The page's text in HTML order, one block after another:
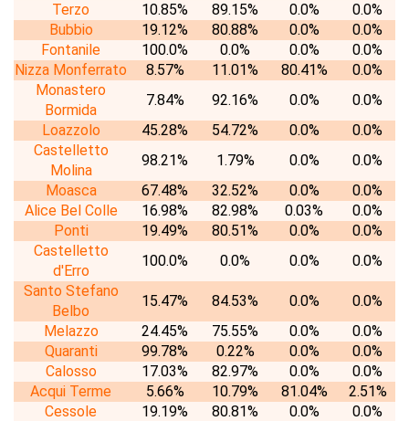
Terzo
10.85% 89.15% 0.0%
0.0%
Bubbio
19.12% 80.88% 0.0%
0.0%
Fontanile
100.0% 0.0% 0.0%
0.0%
Nizza Monferrato
8.57% 11.01% 80.41%
0.0%
Monastero
Bormida
7.84% 92.16% 0.0%
0.0%
Loazzolo
45.28% 54.72% 0.0%
0.0%
Castelletto
Molina
98.21% 1.79% 0.0%
0.0%
Moasca
67.48% 32.52% 0.0%
0.0%
Alice Bel Colle
16.98% 82.98% 0.03%
0.0%
Ponti
19.49% 80.51% 0.0%
0.0%
Castelletto
d'Erro
100.0% 0.0% 0.0%
0.0%
Santo Stefano
Belbo
15.47% 84.53% 0.0%
0.0%
Melazzo
24.45% 75.55% 0.0%
0.0%
Quaranti
99.78% 0.22% 0.0%
0.0%
Calosso
17.03% 82.97% 0.0%
0.0%
Acqui Terme
5.66% 10.79% 81.04%
2.51%
Cessole
19.19% 80.81% 0.0%
0.0%